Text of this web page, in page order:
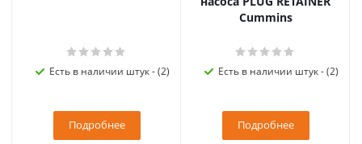
Есть в наличии штук - (2)
Подробнее
Cummins
Есть в наличии штук - (2)
Подробнее